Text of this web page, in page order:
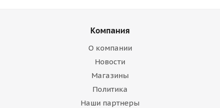
Компания
О компании
Новости
Магазины
Политика
Наши партнеры